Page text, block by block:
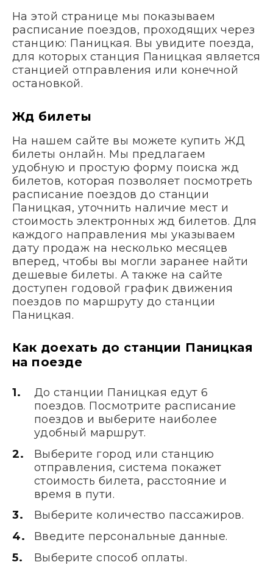
На этой странице мы показываем
расписание поездов, проходящих через
станцию: Паницкая. Вы увидите поезда,
для которых станция Паницкая является
станцией отправления или конечной
остановкой.
Жд билеты
На нашем сайте вы можете купить ЖД
билеты онлайн. Мы предлагаем
удобную и простую форму поиска жд
билетов, которая позволяет посмотреть
расписание поездов до станции
Паницкая, уточнить наличие мест и
стоимость электронных жд билетов. Для
каждого направления мы указываем
дату продаж на несколько месяцев
вперед, чтобы вы могли заранее найти
дешевые билеты. А также на сайте
доступен годовой график движения
поездов по маршруту до станции
Паницкая.
Как доехать до станции Паницкая
на поезде
До станции Паницкая едут 6
поездов. Посмотрите расписание
поездов и выберите наиболее
удобный маршрут.
Выберите город или станцию
отправления, система покажет
стоимость билета, расстояние и
время в пути.
Выберите количество пассажиров.
Введите персональные данные.
Выберите способ оплаты.